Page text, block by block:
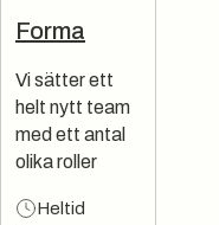
Jobbannons
Forma
Vi sätter ett
helt nytt team
med ett antal
olika roller
Heltid